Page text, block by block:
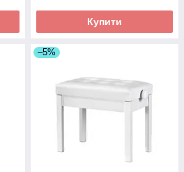
Купити
–5%